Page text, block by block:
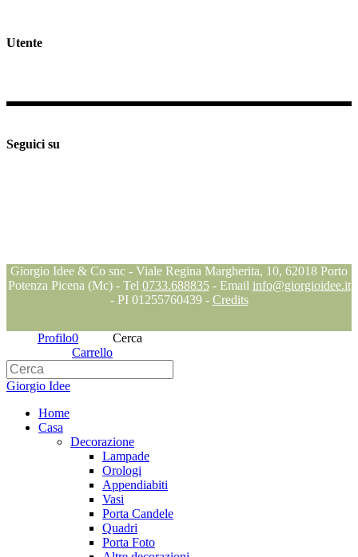
Utente
Seguici su
Giorgio Idee & Co snc - Viale Regina Margherita, 10, 62018 Porto
Potenza Picena (Mc) - Tel 0733.688835- Email info@giorgioidee.it
- PI 01255760439 - Credits
Profilo0
Carrello
Cerca
Giorgio Idee
Home
Casa
Decorazione
Lampade
Orologi
Appendiabiti
Vasi
Porta Candele
Quadri
Porta Foto